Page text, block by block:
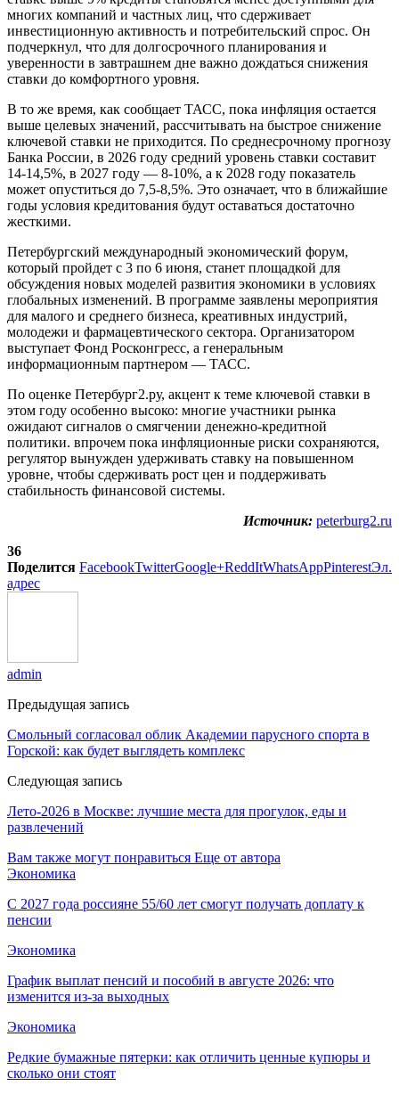
многих компаний и частных лиц, что сдерживает
инвестиционную активность и потребительский спрос. Он
подчеркнул, что для долгосрочного планирования и
уверенности в завтрашнем дне важно дождаться снижения
ставки до комфортного уровня.
В то же время, как сообщает ТАСС, пока инфляция остается
выше целевых значений, рассчитывать на быстрое снижение
ключевой ставки не приходится. По среднесрочному прогнозу
Банка России, в 2026 году средний уровень ставки составит
14-14,5%, в 2027 году — 8-10%, а к 2028 году показатель
может опуститься до 7,5-8,5%. Это означает, что в ближайшие
годы условия кредитования будут оставаться достаточно
жесткими.
Петербургский международный экономический форум,
который пройдет с 3 по 6 июня, станет площадкой для
обсуждения новых моделей развития экономики в условиях
глобальных изменений. В программе заявлены мероприятия
для малого и среднего бизнеса, креативных индустрий,
молодежи и фармацевтического сектора. Организатором
выступает Фонд Росконгресс, а генеральным
информационным партнером — ТАСС.
По оценке Петербург2.ру, акцент к теме ключевой ставки в
этом году особенно высоко: многие участники рынка
ожидают сигналов о смягчении денежно-кредитной
политики. впрочем пока инфляционные риски сохраняются,
регулятор вынужден удерживать ставку на повышенном
уровне, чтобы сдерживать рост цен и поддерживать
стабильность финансовой системы.
Источник: peterburg2.ru
36
Поделится FacebookTwitterGoogle+ReddItWhatsAppPinterestЭл.
адрес
admin
Предыдущая запись
Смольный согласовал облик Академии парусного спорта в
Горской: как будет выглядеть комплекс
Следующая запись
Лето-2026 в Москве: лучшие места для прогулок, еды и
развлечений
Вам также могут понравиться Еще от автора
Экономика
С 2027 года россияне 55/60 лет смогут получать доплату к
пенсии
Экономика
График выплат пенсий и пособий в августе 2026: что
изменится из-за выходных
Экономика
Редкие бумажные пятерки: как отличить ценные купюры и
сколько они стоят